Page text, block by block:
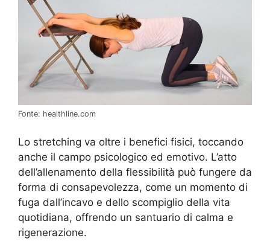
Fonte: healthline.com
Lo stretching va oltre i benefici fisici, toccando
anche il campo psicologico ed emotivo. L’atto
dell’allenamento della flessibilità può fungere da
forma di consapevolezza, come un momento di
fuga dall’incavo e dello scompiglio della vita
quotidiana, offrendo un santuario di calma e
rigenerazione.